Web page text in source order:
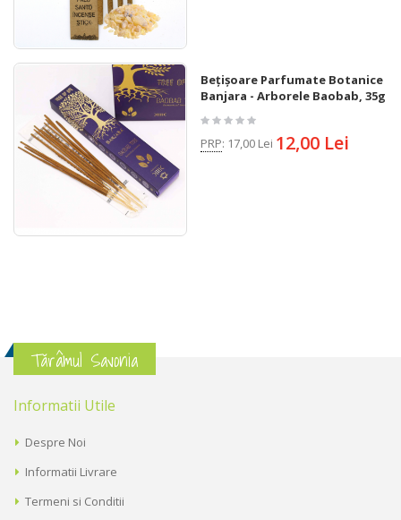
Bețișoare Parfumate Botanice
Banjara - Arborele Baobab, 35g
PRP: 17,00 Lei 12,00 Lei
Tărâmul Savonia
Informatii Utile
Despre Noi
Informatii Livrare
Termeni si Conditii